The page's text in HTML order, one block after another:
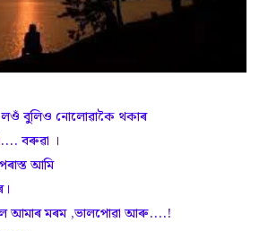
বুলিও নোলোৱাকৈ থকাৰ
বৰুৱা ।
আমি
আমাৰ মৰম ,ভালপোৱা আৰু....!